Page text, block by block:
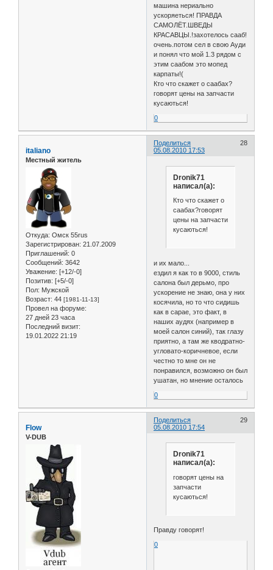
машина нериально
ускоряеться! ПРАВДА
САМОЛЁТ.ШВЕДЫ
КРАСАВЦЫ.!захотелось сааб!
очень.потом сел в свою Ауди
и понял что мой 1.3 рядом с
этим саабом это мопед
карпаты!(
Кто что скажет о саабах?
говорят цены на запчасти
кусаються!
0
Поделиться
28
05.08.2010 17:53
italiano
Местный житель
Откуда: Омск 55rus
Зарегистрирован: 21.07.2009
Приглашений: 0
Сообщений: 3642
Уважение: [+12/-0]
Позитив: [+5/-0]
Пол: Мужской
Возраст: 44 [1981-11-13]
Провел на форуме:
27 дней 23 часа
Последний визит:
19.01.2022 21:19
Dronik71
написал(а):
Кто что скажет о
саабах?говорят
цены на запчасти
кусаються!
и их мало...
ездил я как то в 9000, стиль
салона был дерьмо, про
ускорение не знаю, она у них
косячила, но то что сидишь
как в сарае, это факт, в
наших аудях (например в
моей салон синий), так глазу
приятно, а там же кводратно-
угловато-коричневое, если
честно то мне он не
понравился, возможно он был
ушатан, но мнение осталось
0
Поделиться
29
05.08.2010 17:54
Flow
V-DUB
Dronik71
написал(а):
говорят цены на
запчасти
кусаються!
Правду говорят!
0